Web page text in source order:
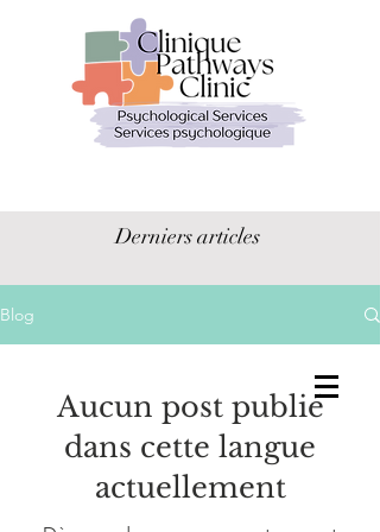
Derniers articles
Blog
Aucun post publié
dans cette langue
actuellement